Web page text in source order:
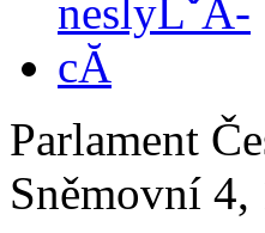
Parlament
Sněmovní 4,